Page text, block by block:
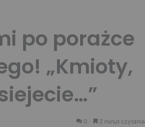
po porażce
„Kmioty,
0 2 minut czytania